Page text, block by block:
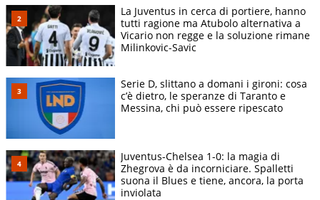
La Juventus in cerca di portiere, hanno
tutti ragione ma Atubolo alternativa a
Vicario non regge e la soluzione rimane
Milinkovic-Savic
Serie D, slittano a domani i gironi: cosa
c’è dietro, le speranze di Taranto e
Messina, chi può essere ripescato
Juventus-Chelsea 1-0: la magia di
Zhegrova è da incorniciare. Spalletti
suona il Blues e tiene, ancora, la porta
inviolata